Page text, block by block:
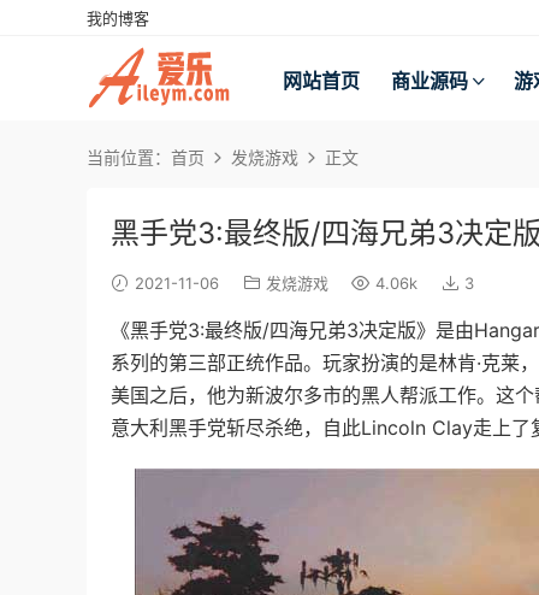
网站首页 商业源码 游
我的博客
当前位置： 首页 发烧游戏 正文
黑手党3:最终版/四海兄弟3决定
2021-11-06 发烧游戏 4.06k 3
《黑手党3:最终版/四海兄弟3决定版》是由
系列的第三部正统作品。玩家扮演的是林肯·克莱
美国之后，他为新波尔多市的黑人帮派工作。这
意大利黑手党斩尽杀绝，自此Lincoln Clay走上了